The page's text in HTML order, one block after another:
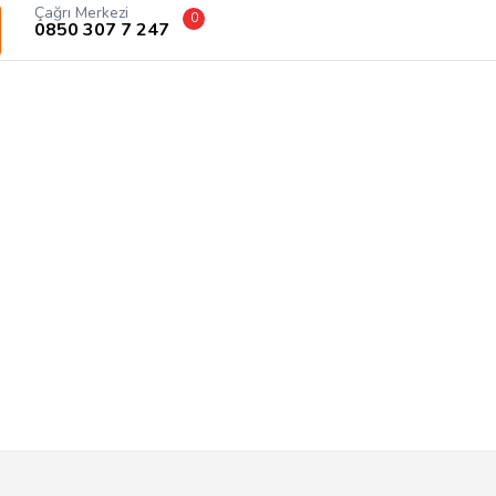
Çağrı Merkezi
0850 307 7 247 0